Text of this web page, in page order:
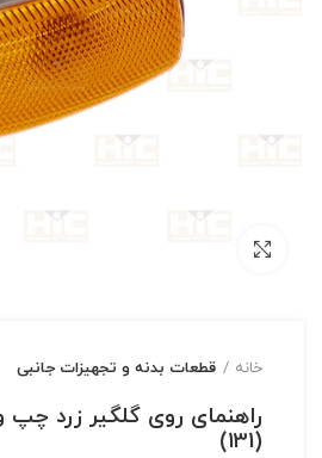
خانه قطعات بدنه و تجهیزات جانبی
راهنمای روی گلگیر زرد چپ
(131)